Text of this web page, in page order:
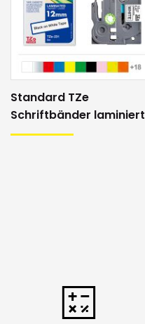
Standard TZe
Schriftbänder laminiert